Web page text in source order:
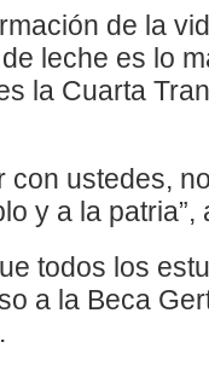
de la
leche es lo
la Cuarta
con ustedes,
y a la patria”,
todos los
a la Beca